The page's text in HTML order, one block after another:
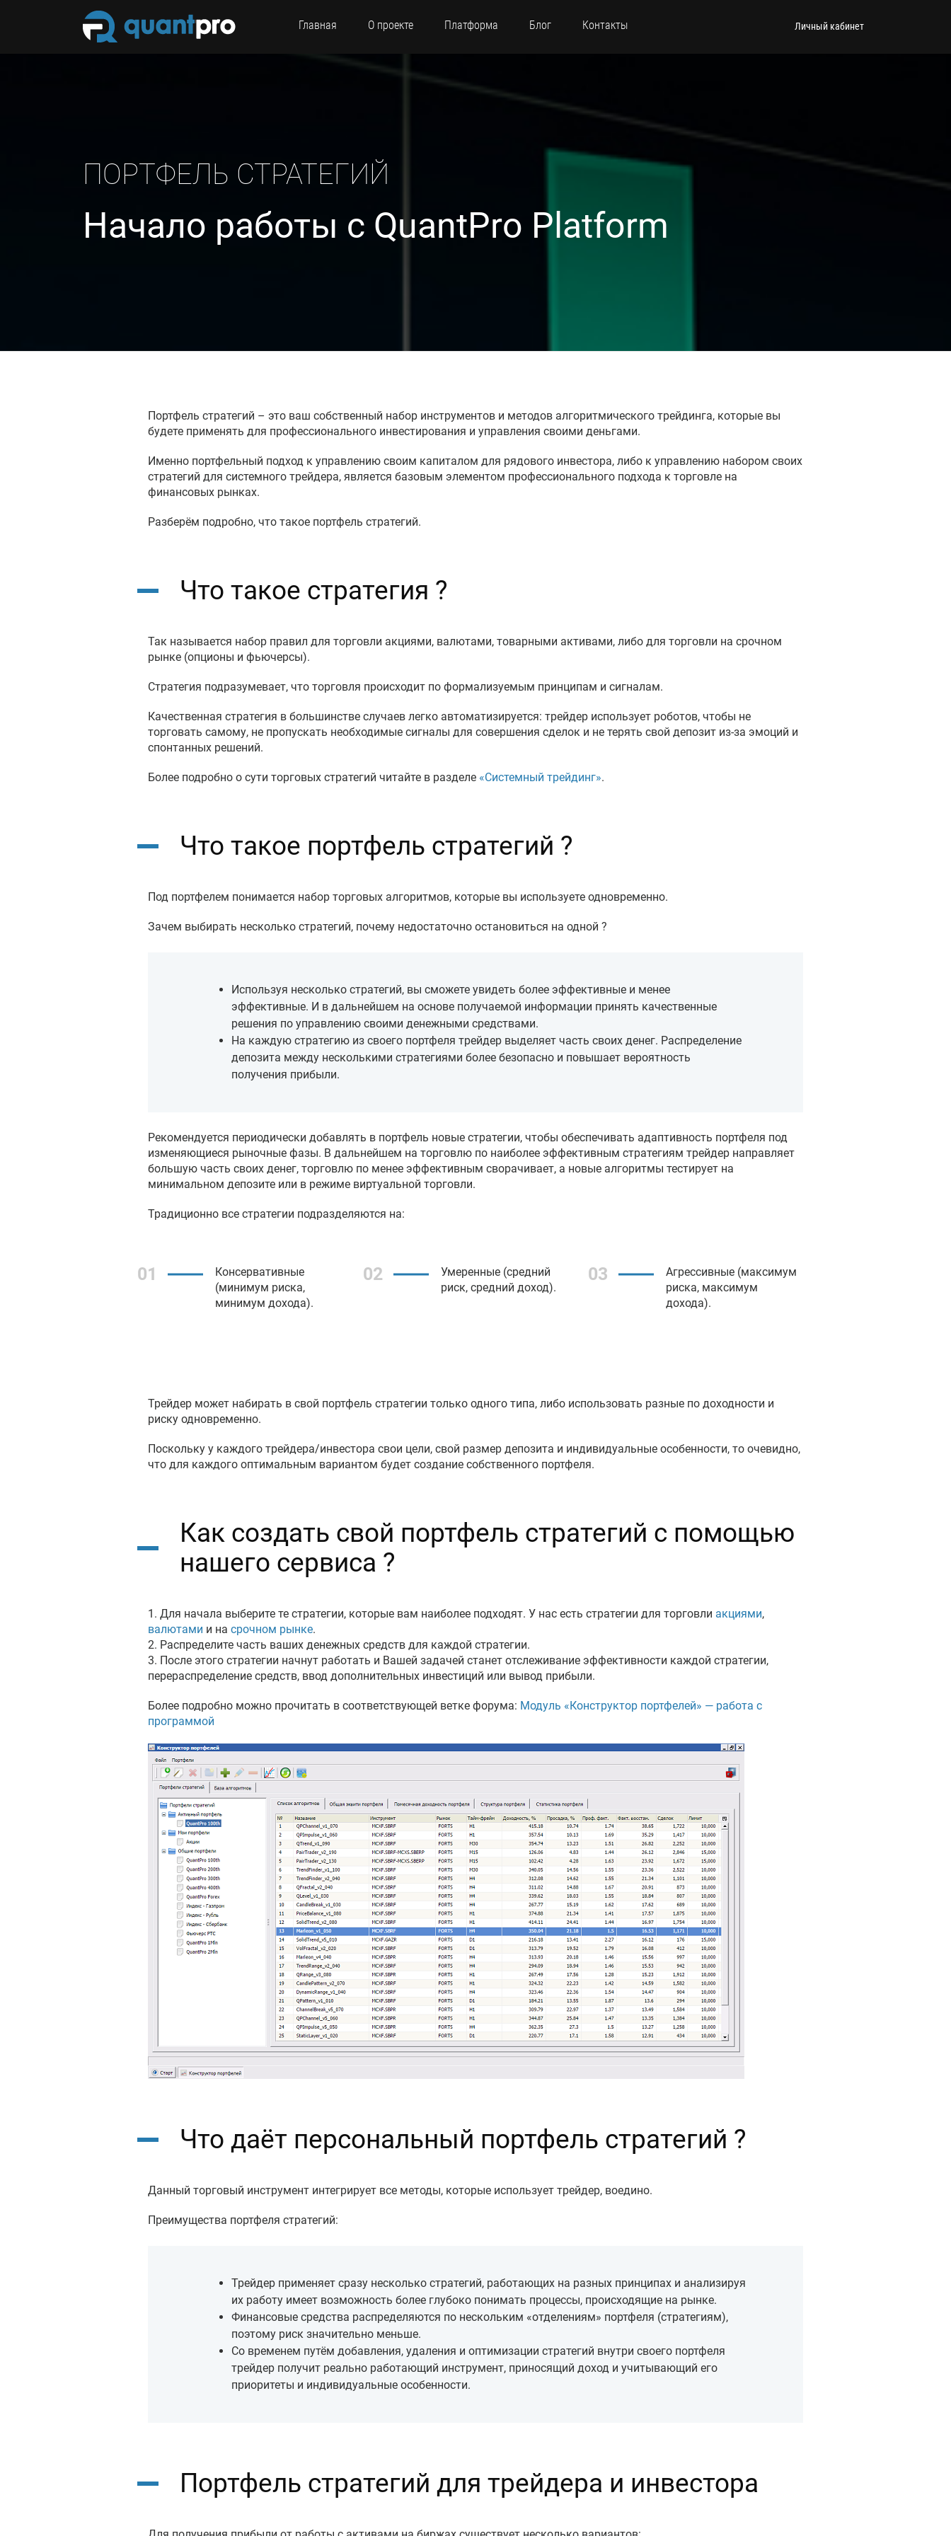
Главная О проекте Платформа Блог Контакты Личный кабинет
ПОРТФЕЛЬ СТРАТЕГИЙ
Начало работы с QuantPro Platform
Портфель стратегий – это ваш собственный набор инструментов и методов алгоритмического трейдинга, которые вы
будете применять для профессионального инвестирования и управления своими деньгами.
Именно портфельный подход к управлению своим капиталом для рядового инвестора, либо к управлению набором своих
стратегий для системного трейдера, является базовым элементом профессионального подхода к торговле на
финансовых рынках.
Разберём подробно, что такое портфель стратегий.
Что такое стратегия ?
Так называется набор правил для торговли акциями, валютами, товарными активами, либо для торговли на срочном
рынке (опционы и фьючерсы).
Стратегия подразумевает, что торговля происходит по формализуемым принципам и сигналам.
Качественная стратегия в большинстве случаев легко автоматизируется: трейдер использует роботов, чтобы не
торговать самому, не пропускать необходимые сигналы для совершения сделок и не терять свой депозит из-за эмоций и
спонтанных решений.
Более подробно о сути торговых стратегий читайте в разделе «Системный трейдинг».
Что такое портфель стратегий ?
Под портфелем понимается набор торговых алгоритмов, которые вы используете одновременно.
Зачем выбирать несколько стратегий, почему недостаточно остановиться на одной ?
Используя несколько стратегий, вы сможете увидеть более эффективные и менее
эффективные. И в дальнейшем на основе получаемой информации принять качественные
решения по управлению своими денежными средствами.
На каждую стратегию из своего портфеля трейдер выделяет часть своих денег. Распределение
депозита между несколькими стратегиями более безопасно и повышает вероятность
получения прибыли.
Рекомендуется периодически добавлять в портфель новые стратегии, чтобы обеспечивать адаптивность портфеля под
изменяющиеся рыночные фазы. В дальнейшем на торговлю по наиболее эффективным стратегиям трейдер направляет
большую часть своих денег, торговлю по менее эффективным сворачивает, а новые алгоритмы тестирует на
минимальном депозите или в режиме виртуальной торговли.
Традиционно все стратегии подразделяются на:
01
Консервативные
(минимум риска,
минимум дохода).
02
Умеренные (средний
риск, средний доход).
03
Агрессивные (максимум
риска, максимум
дохода).
Трейдер может набирать в свой портфель стратегии только одного типа, либо использовать разные по доходности и
риску одновременно.
Поскольку у каждого трейдера/инвестора свои цели, свой размер депозита и индивидуальные особенности, то очевидно,
что для каждого оптимальным вариантом будет создание собственного портфеля.
Как создать свой портфель стратегий с помощью
нашего сервиса ?
1. Для начала выберите те стратегии, которые вам наиболее подходят. У нас есть стратегии для торговли акциями,
валютами и насрочном рынке.
2. Распределите часть ваших денежных средств для каждой стратегии.
3. После этого стратегии начнут работать и Вашей задачей станет отслеживание эффективности каждой стратегии,
перераспределение средств, ввод дополнительных инвестиций или вывод прибыли.
Более подробно можно прочитать в соответствующей ветке форума: Модуль «Конструктор портфелей» — работа с
программой
Что даёт персональный портфель стратегий ?
Данный торговый инструмент интегрирует все методы, которые использует трейдер, воедино.
Преимущества портфеля стратегий:
Трейдер применяет сразу несколько стратегий, работающих на разных принципах и анализируя
их работу имеет возможность более глубоко понимать процессы, происходящие на рынке.
Финансовые средства распределяются по нескольким «отделениям» портфеля (стратегиям),
поэтому риск значительно меньше.
Со временем путём добавления, удаления и оптимизации стратегий внутри своего портфеля
трейдер получит реально работающий инструмент, приносящий доход и учитывающий его
приоритеты и индивидуальные особенности.
Портфель стратегий для трейдера и инвестора